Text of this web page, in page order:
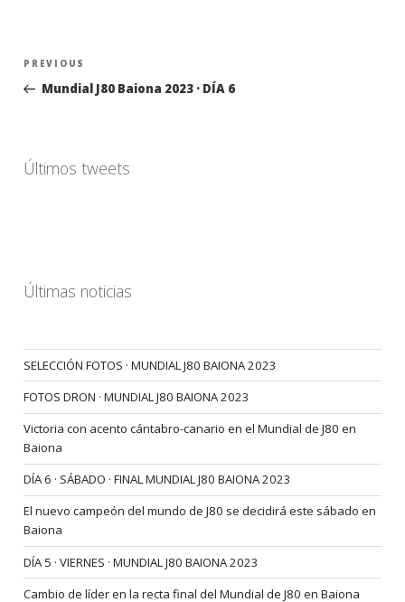
Navegación
entradas
Previous
Post
PREVIOUS
Mundial J80 Baiona 2023 · DÍA 6
Últimos tweets
Últimas noticias
SELECCIÓN FOTOS · MUNDIAL J80 BAIONA 2023
FOTOS DRON · MUNDIAL J80 BAIONA 2023
Victoria con acento cántabro-canario en el Mundial de J80 en
Baiona
DÍA 6 · SÁBADO · FINAL MUNDIAL J80 BAIONA 2023
El nuevo campeón del mundo de J80 se decidirá este sábado en
Baiona
DÍA 5 · VIERNES · MUNDIAL J80 BAIONA 2023
Cambio de líder en la recta final del Mundial de J80 en Baiona